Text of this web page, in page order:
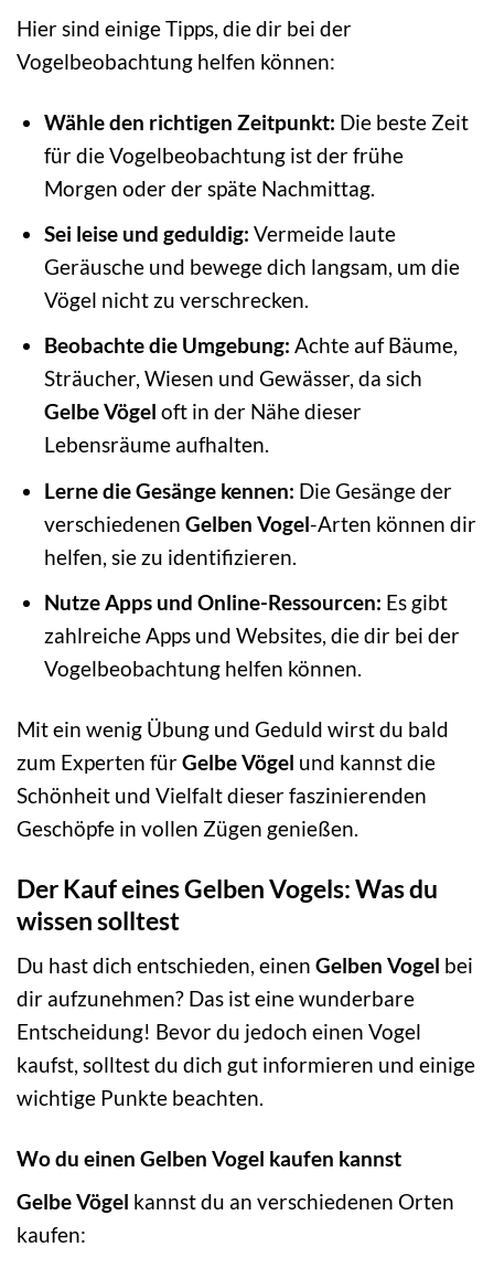
Hier sind einige Tipps, die dir bei der
Vogelbeobachtung helfen können:
Wähle den richtigen Zeitpunkt: Die beste Zeit
für die Vogelbeobachtung ist der frühe
Morgen oder der späte Nachmittag.
Sei leise und geduldig: Vermeide laute
Geräusche und bewege dich langsam, um die
Vögel nicht zu verschrecken.
Beobachte die Umgebung: Achte auf Bäume,
Sträucher, Wiesen und Gewässer, da sich
Gelbe Vögel oft in der Nähe dieser
Lebensräume aufhalten.
Lerne die Gesänge kennen: Die Gesänge der
verschiedenen Gelben Vogel-Arten können dir
helfen, sie zu identifizieren.
Nutze Apps und Online-Ressourcen: Es gibt
zahlreiche Apps und Websites, die dir bei der
Vogelbeobachtung helfen können.
Mit ein wenig Übung und Geduld wirst du bald
zum Experten fürGelbe Vögel und kannst die
Schönheit und Vielfalt dieser faszinierenden
Geschöpfe in vollen Zügen genießen.
Der Kauf eines Gelben Vogels: Was du
wissen solltest
Du hast dich entschieden, einen Gelben Vogel bei
dir aufzunehmen? Das ist eine wunderbare
Entscheidung! Bevor du jedoch einen Vogel
kaufst, solltest du dich gut informieren und einige
wichtige Punkte beachten.
Wo du einen Gelben Vogel kaufen kannst
Gelbe Vögel kannst du an verschiedenen Orten
kaufen: